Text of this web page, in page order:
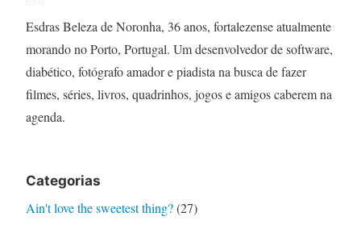
Esdras Beleza de Noronha, 36 anos, fortalezense atualmente
morando no Porto, Portugal. Um desenvolvedor de software,
diabético, fotógrafo amador e piadista na busca de fazer
filmes, séries, livros, quadrinhos, jogos e amigos caberem na
agenda.
Categorias
Ain't love the sweetest thing?(27)